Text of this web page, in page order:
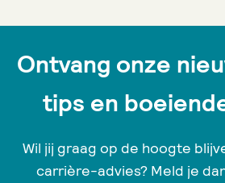
Ontvang onze
tips en
Wil jij graag op de hoogte
carrière-advies? Meld je